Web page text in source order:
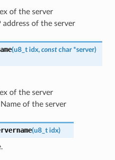
of the server
of the server
(u8_t idx, const char *server)
of the server
of the server
(u8_t idx)